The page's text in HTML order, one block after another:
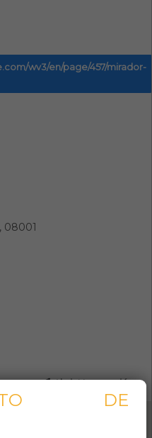
wv3/en/page/457/mirador-
08001
Abrir Navegación
DE